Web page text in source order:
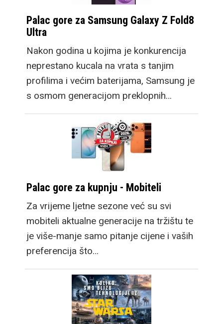
Palac gore za Samsung Galaxy Z Fold8
Ultra
Nakon godina u kojima je konkurencija
neprestano kucala na vrata s tanjim
profilima i većim baterijama, Samsung je
s osmom generacijom preklopnih…
Palac gore za kupnju - Mobiteli
Za vrijeme ljetne sezone već su svi
mobiteli aktualne generacije na tržištu te
je više-manje samo pitanje cijene i vaših
preferencija što…